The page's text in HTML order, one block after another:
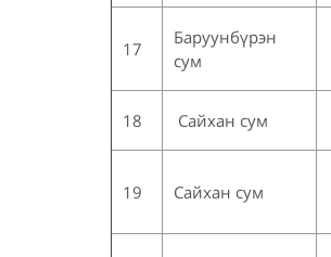
17
Баруунбүрэн
сум
18 Сайхан сум
19 Сайхан сум